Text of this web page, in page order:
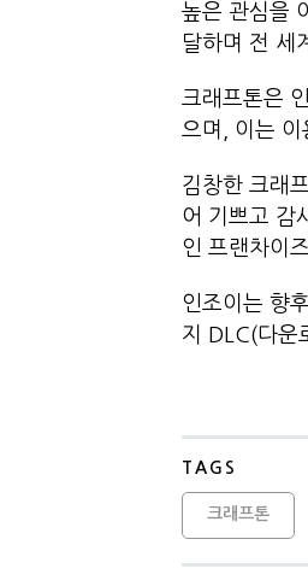
높은 관심을
달하며 전 세
크래프톤은
으며, 이는 이
김창한 크래
어 기쁘고 감
인 프랜차이
인조이는 향
지 DLC(다운
TAGS
크래프톤